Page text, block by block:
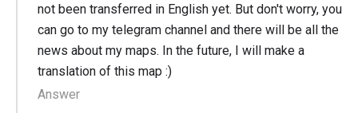
not been transferred in English yet. But don't worry, you
can go to my telegram channel and there will be all the
news about my maps. In the future, I will make a
translation of this map :)
Answer